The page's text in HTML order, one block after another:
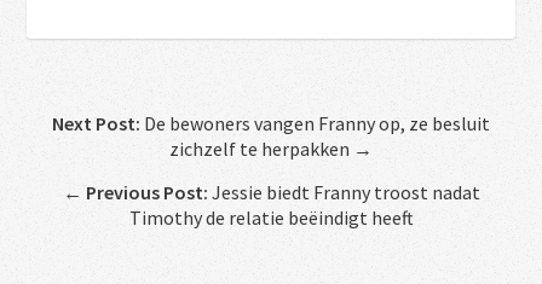
Next Post: De bewoners vangen Franny op, ze besluit
zichzelf te herpakken →
← Previous Post: Jessie biedt Franny troost nadat
Timothy de relatie beëindigt heeft